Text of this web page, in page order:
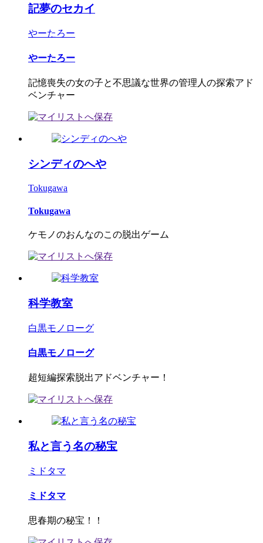
記夢のセカイ
やーたろー
やーたろー
記憶喪失の女の子と不思議な世界の管理人の探索アド
ベンチャー
シンディのへや
Tokugawa
Tokugawa
ケモノのおんなのこの脱出ゲーム
科学教室
白黒モノローグ
白黒モノローグ
超短編探索脱出アドベンチャー！
私と言う名の秘宝
ミドタマ
ミドタマ
思春期の秘宝！！